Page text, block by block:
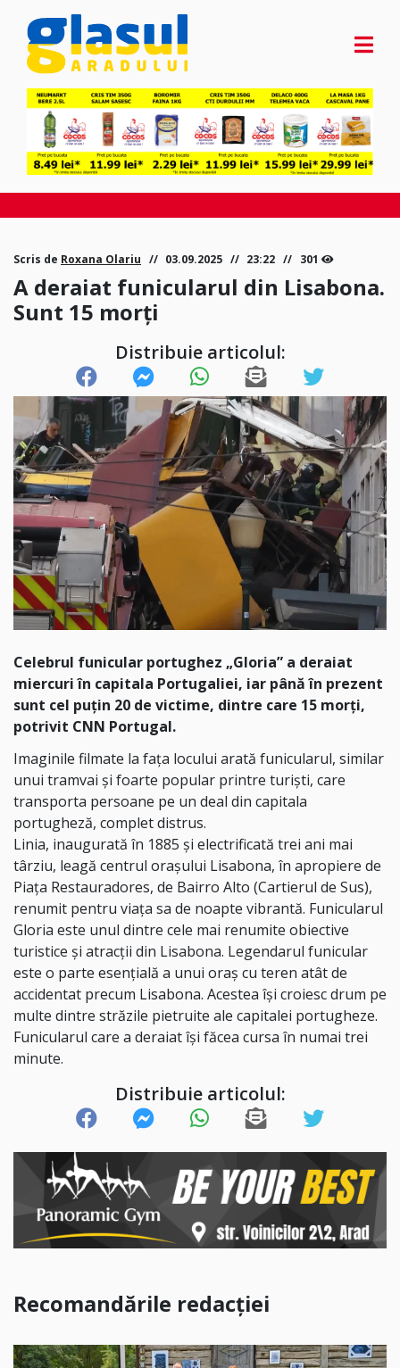
Scris de Roxana Olariu 03.09.2025 23:22 301
A deraiat funicularul din Lisabona.
Sunt 15 morți
Distribuie articolul:
Celebrul funicular portughez „Gloria” a deraiat
miercuri în capitala Portugaliei, iar până în prezent
sunt cel puţin 20 de victime, dintre care 15 morţi,
potrivit CNN Portugal.
Imaginile filmate la faţa locului arată funicularul, similar
unui tramvai şi foarte popular printre turişti, care
transporta persoane pe un deal din capitala
portugheză, complet distrus.
Linia, inaugurată în 1885 şi electrificată trei ani mai
târziu, leagă centrul oraşului Lisabona, în apropiere de
Piaţa Restauradores, de Bairro Alto (Cartierul de Sus),
renumit pentru viaţa sa de noapte vibrantă. Funicularul
Gloria este unul dintre cele mai renumite obiective
turistice şi atracţii din Lisabona. Legendarul funicular
este o parte esenţială a unui oraş cu teren atât de
accidentat precum Lisabona. Acestea îşi croiesc drum pe
multe dintre străzile pietruite ale capitalei portugheze.
Funicularul care a deraiat îşi făcea cursa în numai trei
minute.
Distribuie articolul:
Recomandările redacției